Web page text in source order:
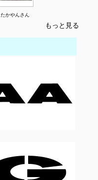
たかやんさん
もっと見る